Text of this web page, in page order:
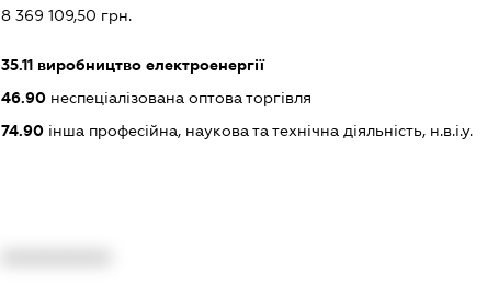
8 369 109,50 грн.
35.11виробництво електроенергії
46.90неспеціалізована оптова торгівля
74.90інша професійна, наукова та технічна діяльність, н.в.і.у.